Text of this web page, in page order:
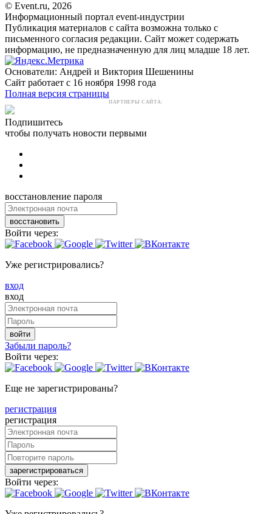
© Event.ru, 2026
Информационный портал event-индустрии
Публикация материалов с сайта возможна только с
письменного согласия редакции. Сайт может содержать
информацию, не предназначенную для лиц младше 18 лет.
Основатели: Андрей и Виктория Шешенины
Сайт работает с 16 ноября 1998 года
Полная версия страницы
ПАРТНЕРЫ САЙТА:
Подпишитесь
чтобы получать новости первыми
восстановление пароля
восстановить
Войти через:
Уже регистрировались?
вход
вход
войти
Забыли пароль?
Войти через:
Еще не зарегистрированы?
регистрация
регистрация
зарегистрироваться
Войти через: